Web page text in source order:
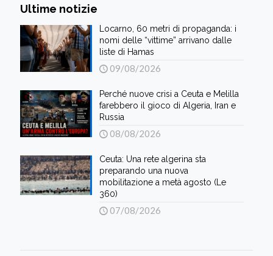
Ultime notizie
Locarno, 60 metri di propaganda: i
nomi delle “vittime” arrivano dalle
liste di Hamas
09/08/2026
Perché nuove crisi a Ceuta e Melilla
farebbero il gioco di Algeria, Iran e
Russia
08/08/2026
Ceuta: Una rete algerina sta
preparando una nuova
mobilitazione a metà agosto (Le
360)
07/08/2026